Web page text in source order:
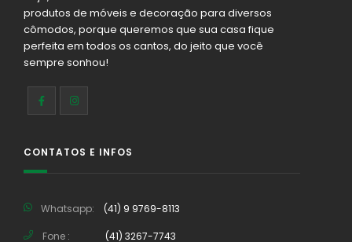
produtos de móveis e decoração para diversos
cômodos, porque queremos que sua casa fique
perfeita em todos os cantos, do jeito que você
sempre sonhou!
CONTATOS E INFOS
Whatsapp: (41) 9 9769-8113
Fone : (41) 3267-7743